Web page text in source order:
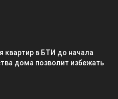
квартир в БТИ до начала
дома позволит избежать